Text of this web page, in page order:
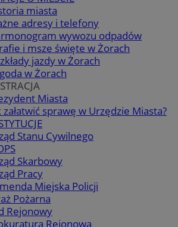
miasta
adresy i telefony
wywozu odpadów
i msze święte w Żorach
jazdy w Żorach
w Żorach
Miasta
załatwić sprawę w Urzędzie Miasta?
Stanu Cywilnego
Skarbowy
Pracy
Miejska Policji
Pożarna
Rejonowy
Rejonowa